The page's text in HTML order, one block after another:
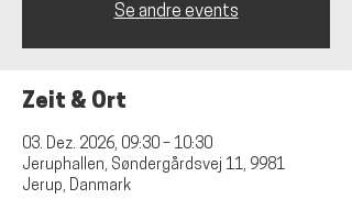
Se andre events
Zeit & Ort
03. Dez. 2026, 09:30 – 10:30
Jeruphallen, Søndergårdsvej 11, 9981
Jerup, Danmark